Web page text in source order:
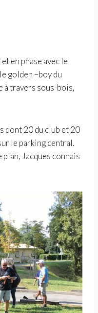
en phase avec le
golden –boy du
à travers sous-bois,
dont 20 du club et 20
le parking central.
Jacques connais